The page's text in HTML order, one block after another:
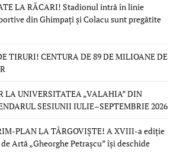
LA RĂCARI! Stadionul intră în linie
din Ghimpați și Colacu sunt pregătite
TIRURI! CENTURA DE 89 DE MILIOANE DE
LA UNIVERSITATEA „VALAHIA” DIN
SESIUNII IULIE–SEPTEMBRIE 2026
PLAN LA TÂRGOVIȘTE! A XVIII-a ediție
Artă „Gheorghe Petrașcu” își deschide